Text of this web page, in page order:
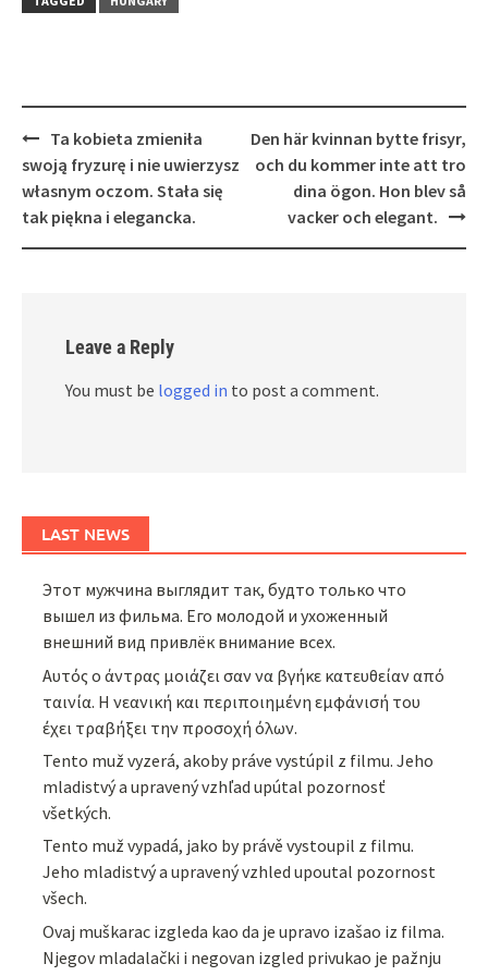
Post
navigation
Ta kobieta zmieniła
swoją fryzurę i nie uwierzysz
własnym oczom. Stała się
tak piękna i elegancka.
Den här kvinnan bytte frisyr,
och du kommer inte att tro
dina ögon. Hon blev så
vacker och elegant.
Leave a Reply
You must be logged in to post a comment.
LAST NEWS
Этот мужчина выглядит так, будто только что
вышел из фильма. Его молодой и ухоженный
внешний вид привлёк внимание всех.
Αυτός ο άντρας μοιάζει σαν να βγήκε κατευθείαν από
ταινία. Η νεανική και περιποιημένη εμφάνισή του
έχει τραβήξει την προσοχή όλων.
Tento muž vyzerá, akoby práve vystúpil z filmu. Jeho
mladistvý a upravený vzhľad upútal pozornosť
všetkých.
Tento muž vypadá, jako by právě vystoupil z filmu.
Jeho mladistvý a upravený vzhled upoutal pozornost
všech.
Ovaj muškarac izgleda kao da je upravo izašao iz filma.
Njegov mladalački i negovan izgled privukao je pažnju